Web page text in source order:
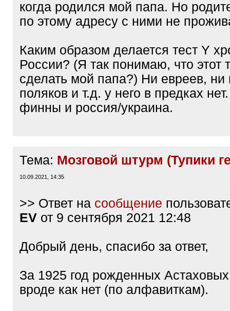
когда родился мой папа. Но
по этому адресу с ними не
Каким образом делается тест Y
России? (Я так понимаю, что этот
сделать мой папа?) Ни евреев, ни
поляков и т.д. у него в предках
финны и россия/украина.
Тема: Мозговой штурм (Тупики
10.09.2021, 14:35
>> Ответ на сообщение
EV от 9 сентября 2021 12:48
Добрый день, спасибо за ответ,
За 1925 год рожденных
вроде как нет (по алфавиткам).